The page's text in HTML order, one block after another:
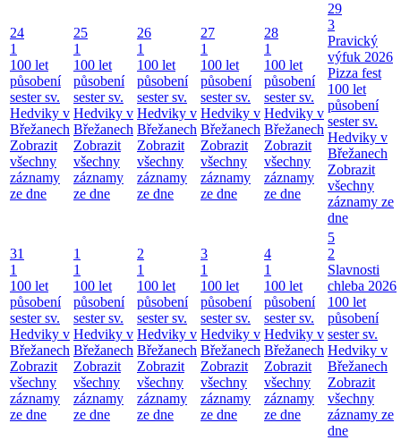
24
1
100 let
působení
sester sv.
Hedviky v
Břežanech
Zobrazit
všechny
záznamy
ze dne
25
1
100 let
působení
sester sv.
Hedviky v
Břežanech
Zobrazit
všechny
záznamy
ze dne
26
1
100 let
působení
sester sv.
Hedviky v
Břežanech
Zobrazit
všechny
záznamy
ze dne
27
1
100 let
působení
sester sv.
Hedviky v
Břežanech
Zobrazit
všechny
záznamy
ze dne
28
1
100 let
působení
sester sv.
Hedviky v
Břežanech
Zobrazit
všechny
záznamy
ze dne
29
3
Pravický
výfuk 2026
Pizza fest
100 let
působení
sester sv.
Hedviky v
Břežanech
Zobrazit
všechny
záznamy ze
dne
31
1
100 let
působení
sester sv.
Hedviky v
Břežanech
Zobrazit
všechny
záznamy
ze dne
1
1
100 let
působení
sester sv.
Hedviky v
Břežanech
Zobrazit
všechny
záznamy
ze dne
2
1
100 let
působení
sester sv.
Hedviky v
Břežanech
Zobrazit
všechny
záznamy
ze dne
3
1
100 let
působení
sester sv.
Hedviky v
Břežanech
Zobrazit
všechny
záznamy
ze dne
4
1
100 let
působení
sester sv.
Hedviky v
Břežanech
Zobrazit
všechny
záznamy
ze dne
5
2
Slavnosti
chleba 2026
100 let
působení
sester sv.
Hedviky v
Břežanech
Zobrazit
všechny
záznamy ze
dne